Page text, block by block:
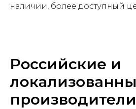
наличии, более доступный
Российские и
производители